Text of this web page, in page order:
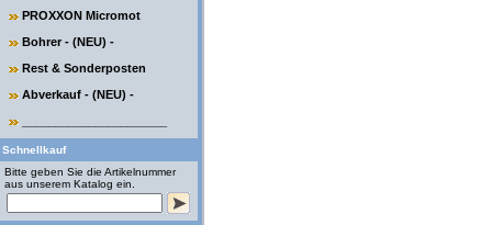
PROXXON Micromot
Bohrer - (NEU) -
Rest & Sonderposten
Abverkauf - (NEU) -
Schnellkauf
Bitte geben Sie die Artikelnummer
aus unserem Katalog ein.